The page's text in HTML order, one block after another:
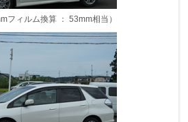
フィルム換算 ： 53mm相当）